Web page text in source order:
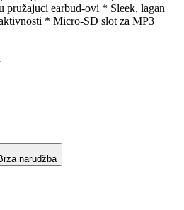
pružajuci earbud-ovi * Sleek, lagan
* Micro-SD slot za MP3
narudžba